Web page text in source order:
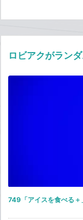
ロビアクがラン
749「アイスを食べる＋